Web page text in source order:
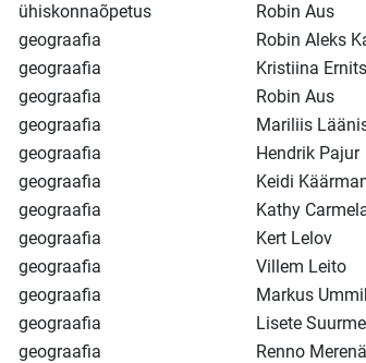
ühiskonnaõpetus
Robin Aus
geograafia
Robin Aleks
geograafia
Kristiina Ernits
geograafia
Robin Aus
geograafia
Mariliis
geograafia
Hendrik Pajur
geograafia
Keidi
geograafia
Kathy
geograafia
Kert Lelov
geograafia
Villem Leito
geograafia
Markus
geograafia
Lisete
geograafia
Renno